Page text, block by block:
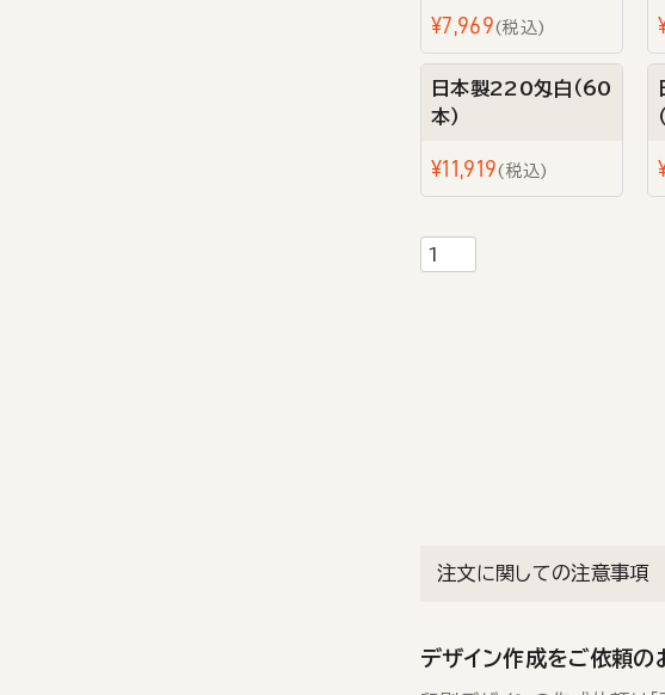
¥7,969 税込
日本製220匁白（60
本）
¥11,919 税込
注文に関しての注意事項
デザイン作成をご依頼の